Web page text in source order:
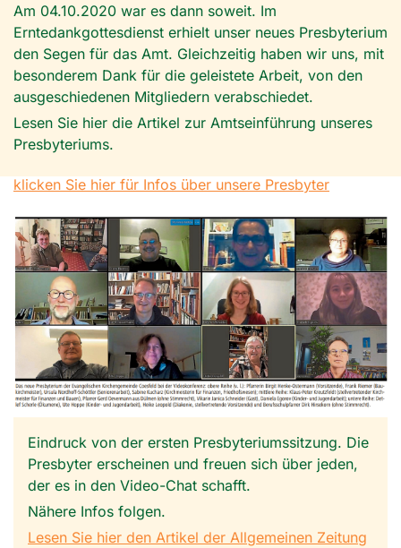
Am 04.10.2020 war es dann soweit. Im
Erntedankgottesdienst erhielt unser neues Presbyterium
den Segen für das Amt. Gleichzeitig haben wir uns, mit
besonderem Dank für die geleistete Arbeit, von den
ausgeschiedenen Mitgliedern verabschiedet.
Lesen Sie hier die Artikel zur Amtseinführung unseres
Presbyteriums.
klicken Sie hier für Infos über unsere Presbyter
Eindruck von der ersten Presbyteriumssitzung. Die
Presbyter erscheinen und freuen sich über jeden,
der es in den Video-Chat schafft.
Nähere Infos folgen.
Lesen Sie hier den Artikel der Allgemeinen Zeitung